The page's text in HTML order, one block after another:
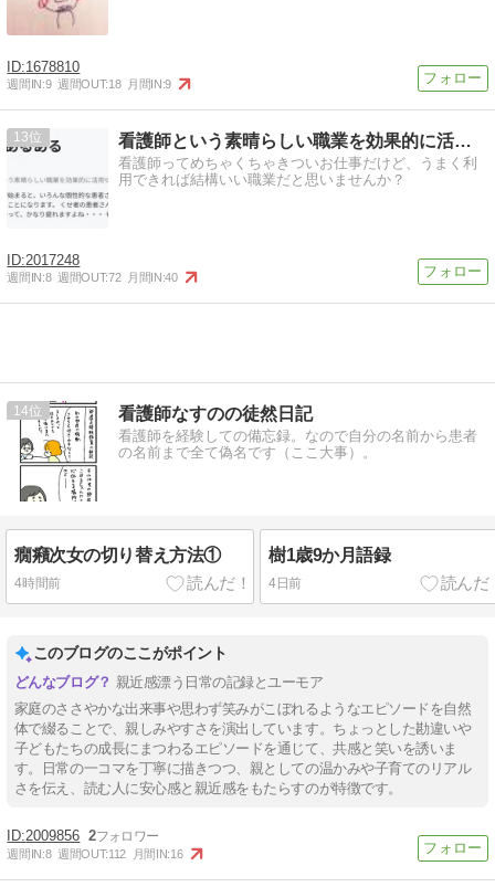
1678810
週間IN:9 週間OUT:18 月間IN:9
13 看護師という素晴らしい職業を効果的に活用せよ！
看護師ってめちゃくちゃきついお仕事だけど、うまく利
用できれば結構いい職業だと思いませんか？
2017248
週間IN:8 週間OUT:72 月間IN:40
14 看護師なすのの徒然日記
看護師を経験しての備忘録。なので自分の名前から患者
の名前まで全て偽名です（ここ大事）。
癇癪次女の切り替え方法①
4時間前
樹1歳9か月語録
4日前
このブログのここがポイント
親近感漂う日常の記録とユーモア
家庭のささやかな出来事や思わず笑みがこぼれるようなエピソードを自然
体で綴ることで、親しみやすさを演出しています。ちょっとした勘違いや
子どもたちの成長にまつわるエピソードを通じて、共感と笑いを誘いま
す。日常の一コマを丁寧に描きつつ、親としての温かみや子育てのリアル
さを伝え、読む人に安心感と親近感をもたらすのが特徴です。
2009856 2
週間IN:8 週間OUT:112 月間IN:16